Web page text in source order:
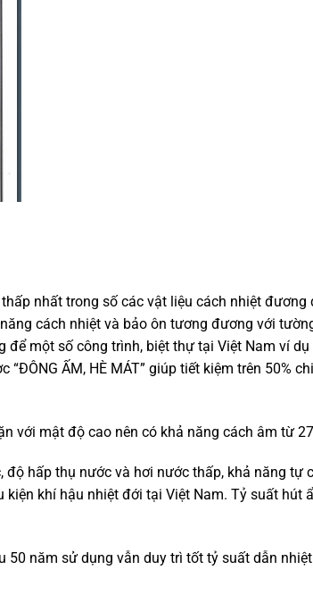
nhất trong số các vật liệu cách nhiệt đương
cách nhiệt và bảo ôn tương đương với
một số công trình, biệt thự tại Việt Nam ví dụ
ẤM, HÈ MÁT” giúp tiết kiệm trên 50%
với mật độ cao nên có khả năng cách âm từ
hấp thụ nước và hơi nước thấp, khả năng tự
kiện khí hậu nhiệt đới tại Việt Nam. Tỷ suất hút
50 năm sử dụng vẫn duy trì tốt tỷ suất dẫn